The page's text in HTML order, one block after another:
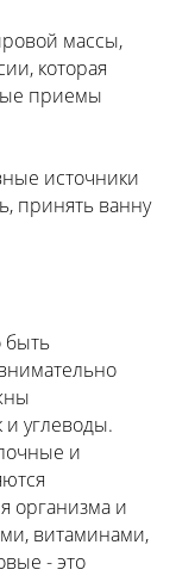
массы,
которая
приемы
источники
принять ванну
быть
и углеводы.
и
организма и
витаминами,
- это